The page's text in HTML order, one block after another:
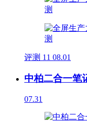
评测 11 08.01
中柏二合一笔
07.31